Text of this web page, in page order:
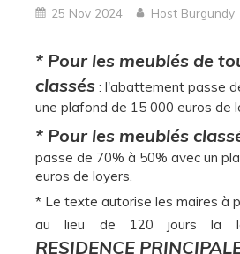
25 Nov 2024 Host Burgundy
* Pour les meublés de
classés : l'abattement passe
une plafond de 15 000 euros de
* Pour les meublés
passe de 70% à 50% avec un
euros de loyers.
* Le texte autorise les maires à
au lieu de 120 jours la
RESIDENCE